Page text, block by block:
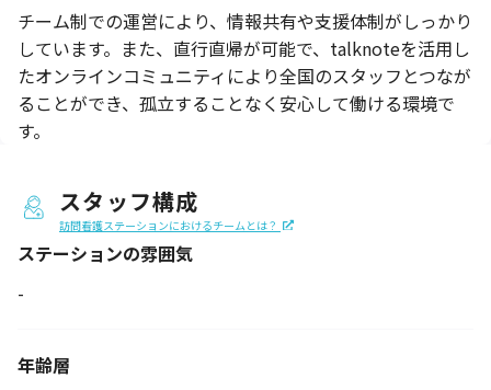
チーム制での運営により、情報共有や支援体制がしっかり
しています。また、直行直帰が可能で、talknoteを活用し
たオンラインコミュニティにより全国のスタッフとつなが
ることができ、孤立することなく安心して働ける環境で
す。
スタッフ構成
訪問看護ステーションにおけるチームとは？
ステーションの雰囲気
-
年齢層